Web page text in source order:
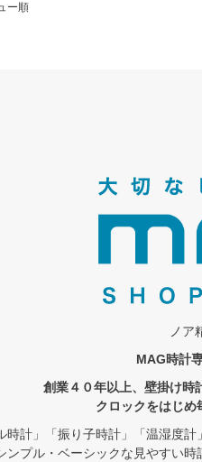
ー順
ノア
MAG時計
創業４０年以上、壁掛け時
クロックをはじめ
時計」「振り子時計」「温湿度
プル・ベーシックな見やすい